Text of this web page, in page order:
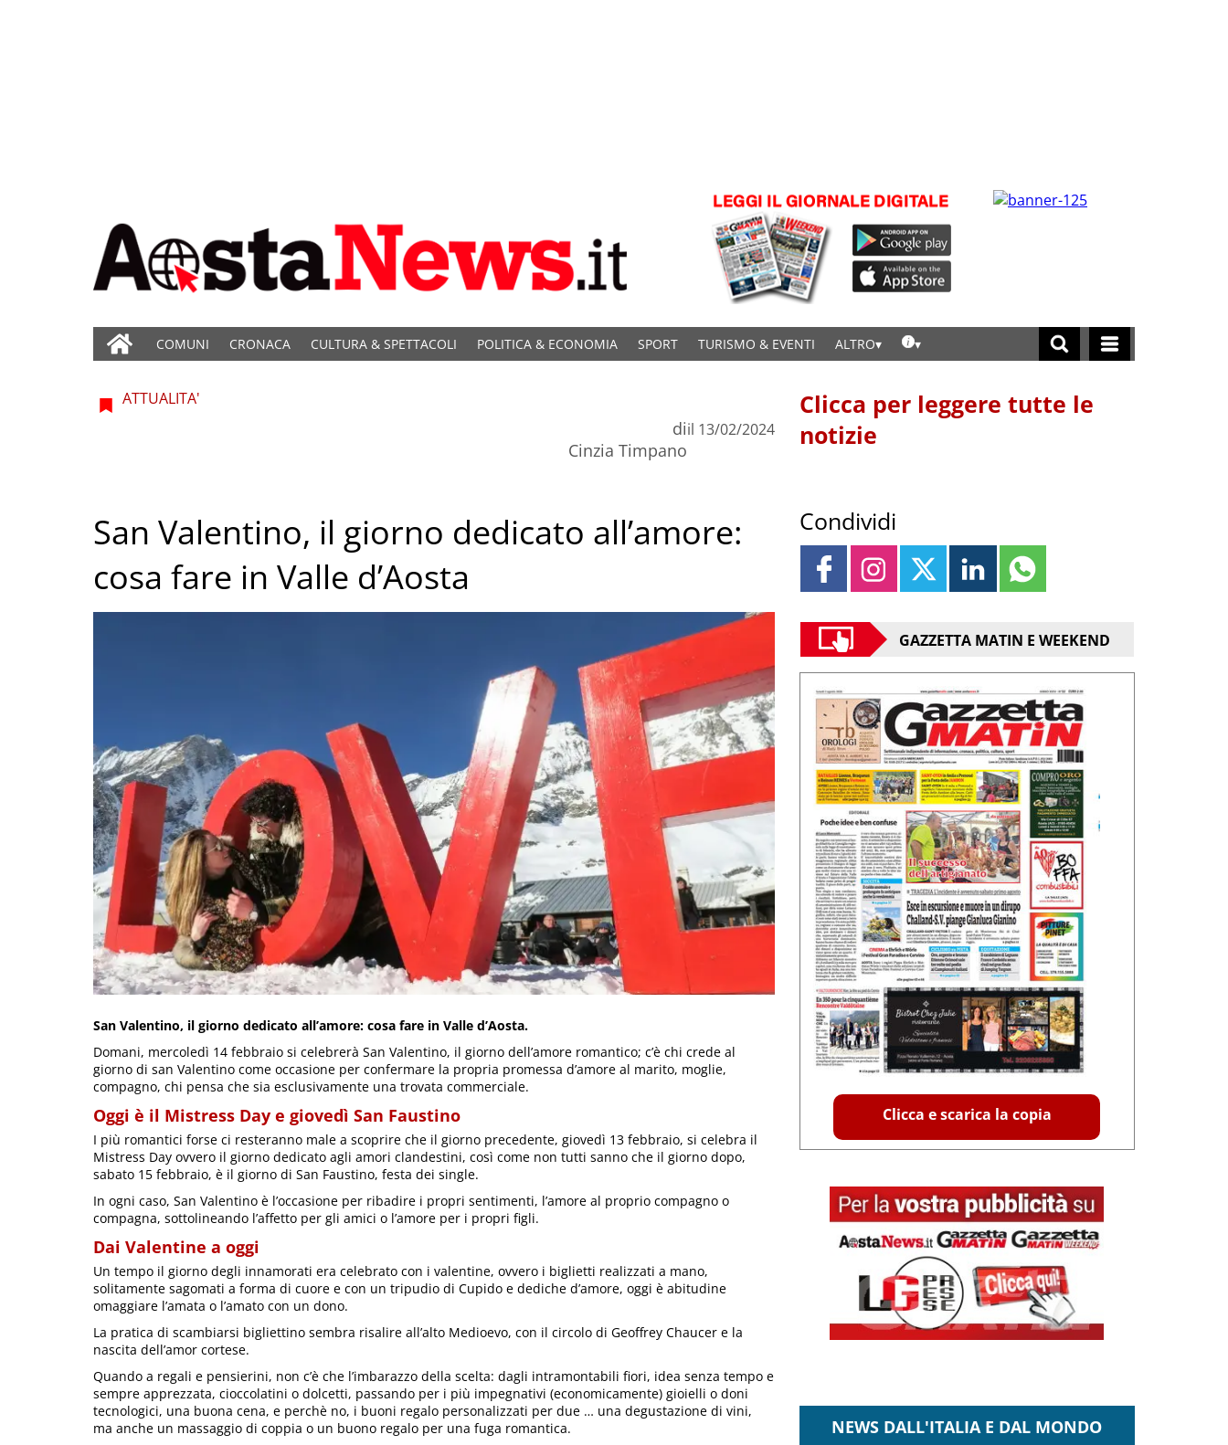
COMUNI CRONACA CULTURA & SPETTACOLI POLITICA & ECONOMIA SPORT TURISMO & EVENTI ALTRO
ATTUALITA'
di
Cinzia Timpano
il 13/02/2024
San Valentino, il giorno dedicato all’amore:
cosa fare in Valle d’Aosta
San Valentino, il giorno dedicato all’amore: cosa fare in Valle d’Aosta.
Domani, mercoledì 14 febbraio si celebrerà San Valentino, il giorno dell’amore romantico; c’è chi crede al
giorno di san Valentino come occasione per confermare la propria promessa d’amore al marito, moglie,
compagno, chi pensa che sia esclusivamente una trovata commerciale.
Oggi è il Mistress Day e giovedì San Faustino
I più romantici forse ci resteranno male a scoprire che il giorno precedente, giovedì 13 febbraio, si celebra il
Mistress Day ovvero il giorno dedicato agli amori clandestini, così come non tutti sanno che il giorno dopo,
sabato 15 febbraio, è il giorno di San Faustino, festa dei single.
In ogni caso, San Valentino è l’occasione per ribadire i propri sentimenti, l’amore al proprio compagno o
compagna, sottolineando l’affetto per gli amici o l’amore per i propri figli.
Dai Valentine a oggi
Un tempo il giorno degli innamorati era celebrato con i valentine, ovvero i biglietti realizzati a mano,
solitamente sagomati a forma di cuore e con un tripudio di Cupido e dediche d’amore, oggi è abitudine
omaggiare l’amata o l’amato con un dono.
La pratica di scambiarsi bigliettino sembra risalire all’alto Medioevo, con il circolo di Geoffrey Chaucer e la
nascita dell’amor cortese.
Quando a regali e pensierini, non c’è che l’imbarazzo della scelta: dagli intramontabili fiori, idea senza tempo e
sempre apprezzata, cioccolatini o dolcetti, passando per i più impegnativi (economicamente) gioielli o doni
tecnologici, una buona cena, e perchè no, i buoni regalo personalizzati per due … una degustazione di vini,
ma anche un massaggio di coppia o un buono regalo per una fuga romantica.
Clicca per leggere tutte le
notizie
Condividi
GAZZETTA MATIN E WEEKEND
Clicca e scarica la copia
NEWS DALL'ITALIA E DAL MONDO